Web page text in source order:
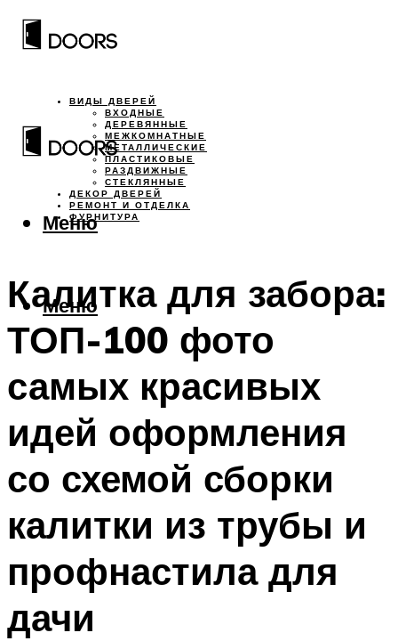
ВИДЫ ДВЕРЕЙ
ВХОДНЫЕ
ДЕРЕВЯННЫЕ
МЕЖКОМНАТНЫЕ
МЕТАЛЛИЧЕСКИЕ
ПЛАСТИКОВЫЕ
РАЗДВИЖНЫЕ
СТЕКЛЯННЫЕ
ДЕКОР ДВЕРЕЙ
РЕМОНТ И ОТДЕЛКА
ФУРНИТУРА
Меню
Меню
Калитка для забора:
ТОП-100 фото
самых красивых
идей оформления
со схемой сборки
калитки из трубы и
профнастила для
дачи